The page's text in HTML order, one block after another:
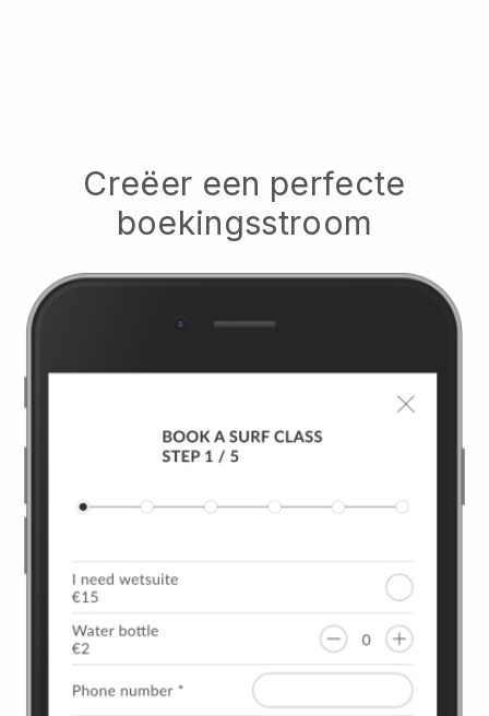
Creëer een perfecte
boekingsstroom